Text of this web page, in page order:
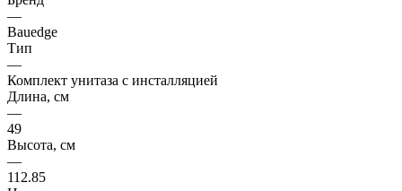
—
Bauedge
Тип
—
Комплект унитаза c инсталляцией
Длина, см
—
49
Высота, см
—
112.85